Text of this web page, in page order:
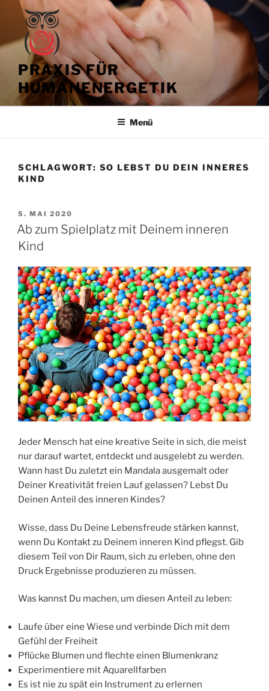
springen
PRAXIS FÜR
HUMANENERGETIK
Menü
SCHLAGWORT: SO LEBST DU DEIN INNERES
KIND
VERÖFFENTLICHT
AM
5. MAI 2020
Ab zum Spielplatz mit Deinem inneren
Kind
Jeder Mensch hat eine kreative Seite in sich, die meist
nur darauf wartet, entdeckt und ausgelebt zu werden.
Wann hast Du zuletzt ein Mandala ausgemalt oder
Deiner Kreativität freien Lauf gelassen? Lebst Du
Deinen Anteil des inneren Kindes?
Wisse, dass Du Deine Lebensfreude stärken kannst,
wenn Du Kontakt zu Deinem inneren Kind pflegst. Gib
diesem Teil von Dir Raum, sich zu erleben, ohne den
Druck Ergebnisse produzieren zu müssen.
Was kannst Du machen, um diesen Anteil zu leben:
Laufe über eine Wiese und verbinde Dich mit dem
Gefühl der Freiheit
Pflücke Blumen und flechte einen Blumenkranz
Experimentiere mit Aquarellfarben
Es ist nie zu spät ein Instrument zu erlernen